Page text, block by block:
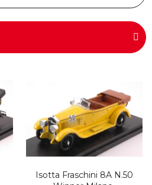
Isotta Fraschini 8A N.50